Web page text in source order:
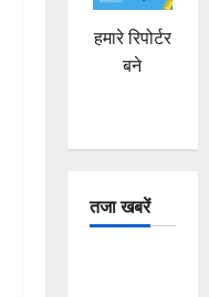
हमारे रिपोर्टर
बने
तजा खबरें